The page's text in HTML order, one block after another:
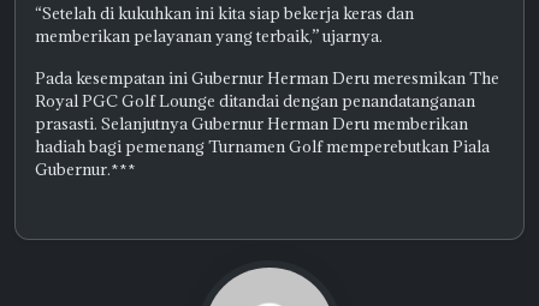
“Setelah di kukuhkan ini kita siap bekerja keras dan
memberikan pelayanan yang terbaik,” ujarnya.
Pada kesempatan ini Gubernur Herman Deru meresmikan The
Royal PGC Golf Lounge ditandai dengan penandatanganan
prasasti. Selanjutnya Gubernur Herman Deru memberikan
hadiah bagi pemenang Turnamen Golf memperebutkan Piala
Gubernur.***